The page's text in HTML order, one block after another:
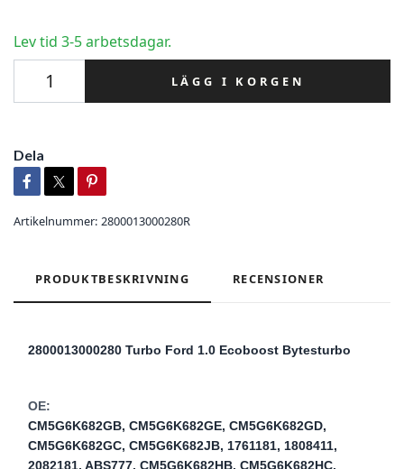
Lev tid 3-5 arbetsdagar.
LÄGG I KORGEN
Dela
Artikelnummer: 2800013000280R
PRODUKTBESKRIVNING RECENSIONER
2800013000280 Turbo Ford 1.0 Ecoboost Bytesturbo
OE:
CM5G6K682GB, CM5G6K682GE, CM5G6K682GD,
CM5G6K682GC, CM5G6K682JB, 1761181, 1808411,
2082181, ABS777, CM5G6K682HB, CM5G6K682HC,